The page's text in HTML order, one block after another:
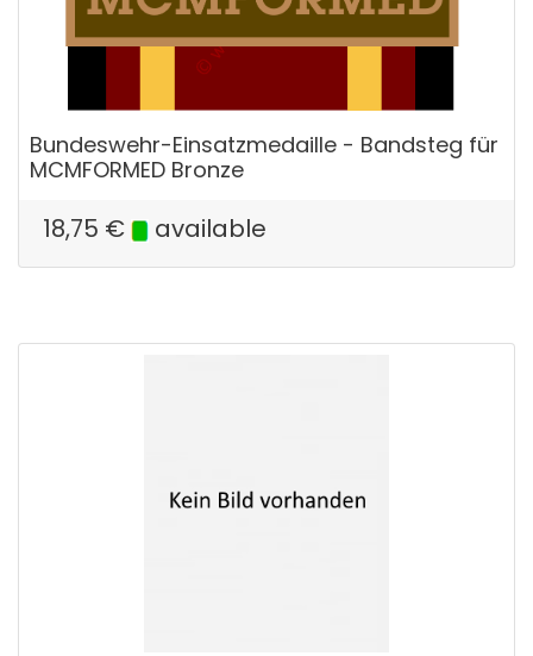
Bundeswehr-Einsatzmedaille - Bandsteg für
MCMFORMED Bronze
18,75 € available